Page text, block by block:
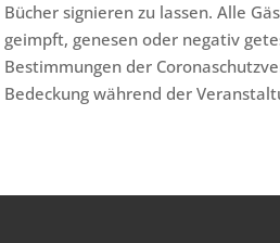
Bücher signieren zu lassen. Alle
geimpft, genesen oder negativ
Bestimmungen der
Bedeckung während der